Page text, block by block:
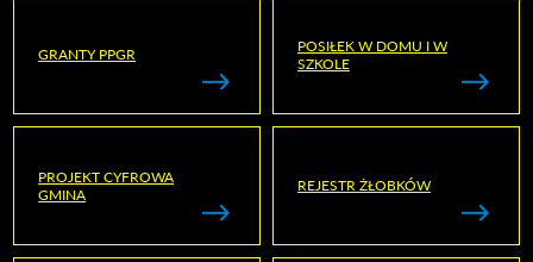
GRANTY PPGR
POSIŁEK W DOMU I W
SZKOLE
PROJEKT CYFROWA
GMINA
REJESTR ŻŁOBKÓW